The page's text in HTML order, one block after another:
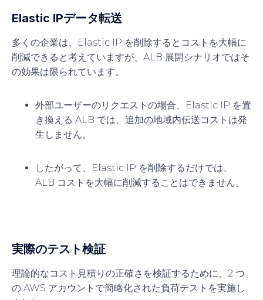
Elastic IPデータ転送
多くの企業は、Elastic IP を削除するとコストを大幅に
削減できると考えていますが、ALB 展開シナリオではそ
の効果は限られています。
外部ユーザーのリクエストの場合、Elastic IP を置
き換える ALB では、追加の地域内伝送コストは発
生しません。
したがって、Elastic IP を削除するだけでは、
ALB コストを大幅に削減することはできません。
実際のテスト検証
理論的なコスト見積りの正確さを検証するために、2 つ
の AWS アカウントで簡略化された負荷テストを実施し